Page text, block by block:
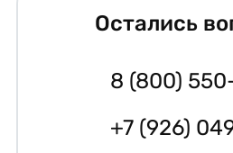
Остались
8 (800)
+7 (926)